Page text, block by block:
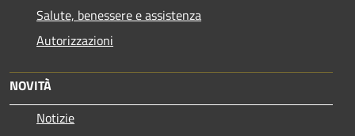
Salute, benessere e assistenza
Autorizzazioni
NOVITÀ
Notizie